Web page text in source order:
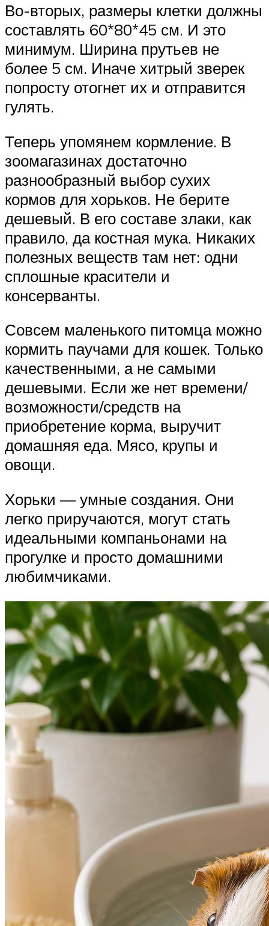
Во-вторых, размеры клетки должны
составлять 60*80*45 см. И это
минимум. Ширина прутьев не
более 5 см. Иначе хитрый зверек
попросту отогнет их и отправится
гулять.
Теперь упомянем кормление. В
зоомагазинах достаточно
разнообразный выбор сухих
кормов для хорьков. Не берите
дешевый. В его составе злаки, как
правило, да костная мука. Никаких
полезных веществ там нет: одни
сплошные красители и
консерванты.
Совсем маленького питомца можно
кормить паучами для кошек. Только
качественными, а не самыми
дешевыми. Если же нет времени/
возможности/средств на
приобретение корма, выручит
домашняя еда. Мясо, крупы и
овощи.
Хорьки — умные создания. Они
легко приручаются, могут стать
идеальными компаньонами на
прогулке и просто домашними
любимчиками.